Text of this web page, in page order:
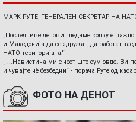
МАРК РУТЕ, ГЕНЕРАЛЕН СЕКРЕТАР НА
„Последниве денови гледаме колку е
и Македонија да се здружат, да работат
НАТО територијата.“
„ ...Навистина ми е чест што сум овде. Ви
и чувајте нè безбедни“ - порача Руте од
ФОТО НА ДЕНОТ